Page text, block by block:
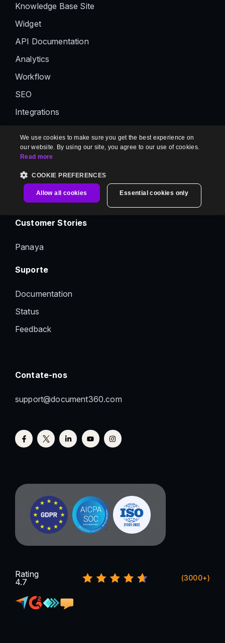
Knowledge Base Site
Widget
API Documentation
Analytics
Workflow
SEO
Integrations
Ticket Deflector
Platform API
Health Check Metrics
Customer Stories
Panaya
Suporte
Documentation
Status
Feedback
Contate-nos
support@document360.com
Rating
4.7
(3000+)
We use cookies to make sure you get the best experience on
our website. By using our site, you agree to our use of cookies.
Read more
COOKIE PREFERENCES
Allow all cookies Essential cookies only